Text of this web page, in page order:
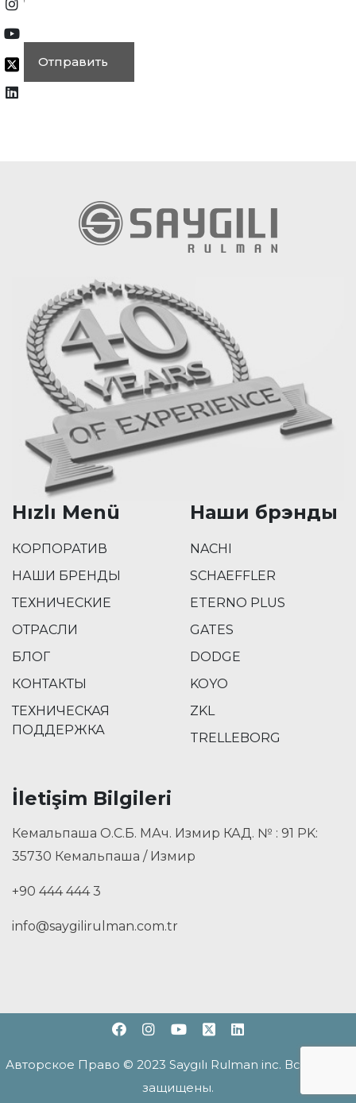
Отправить
Hızlı Menü
КОРПОРАТИВ
НАШИ БРЕНДЫ
ТЕХНИЧЕСКИЕ
ОТРАСЛИ
БЛОГ
КОНТАКТЫ
ТЕХНИЧЕСКАЯ
ПОДДЕРЖКА
Наши брэнды
NACHI
SCHAEFFLER
ETERNO PLUS
GATES
DODGE
KOYO
ZKL
TRELLEBORG
İletişim Bilgileri
Кемальпаша О.С.Б. МАч. Измир КАД. № : 91 PK:
35730 Кемальпаша / Измир
+90 444 444 3
info@saygilirulman.com.tr
Авторское Право © 2023 Saygılı Rulman inc. Все права
защищены.